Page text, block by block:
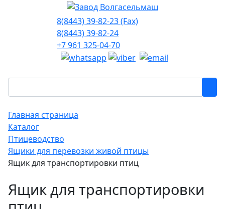
8(8443) 39-82-23 (Fax)
8(8443) 39-82-24
+7 961 325-04-70
Главная страница
Каталог
Птицеводство
Ящики для перевозки живой птицы
Ящик для транспортировки птиц
Ящик для транспортировки